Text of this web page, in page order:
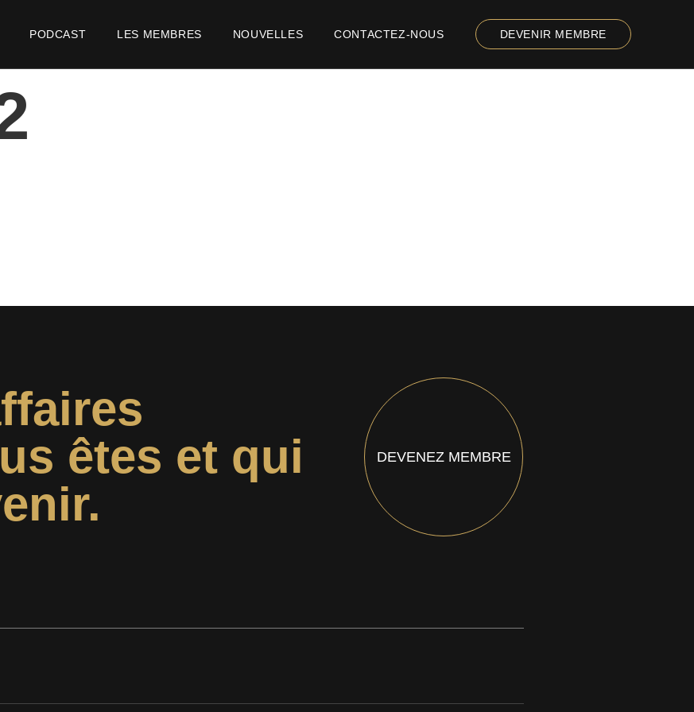
PODCAST LES MEMBRES NOUVELLES CONTACTEZ-NOUS DEVENIR MEMBRE
êtes et qui
DEVENEZ MEMBRE